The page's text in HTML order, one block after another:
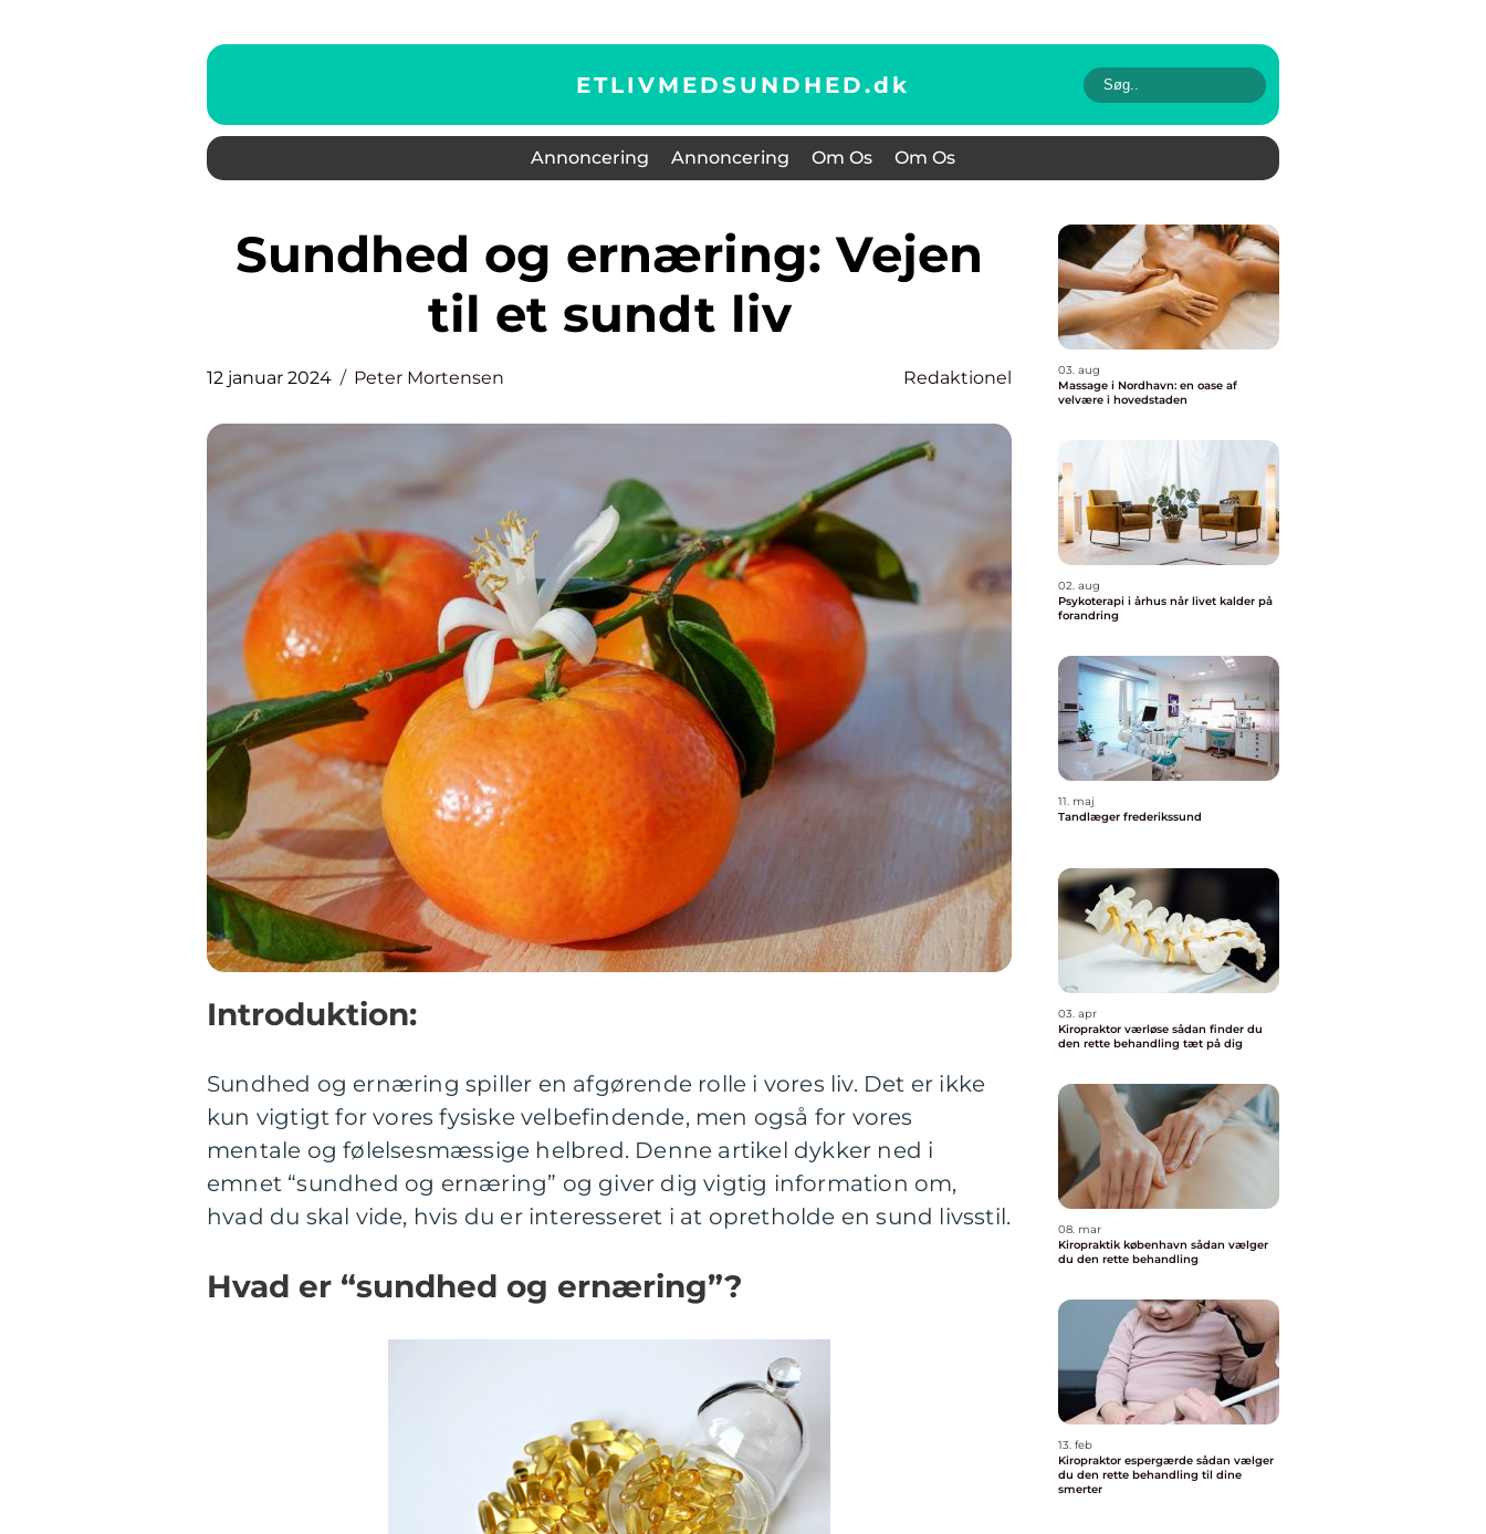
ETLIVMEDSUNDHED.dk
Annoncering Annoncering Om Os Om Os
Sundhed og ernæring: Vejen
til et sundt liv
12 januar 2024 Peter Mortensen Redaktionel
Introduktion:
Sundhed og ernæring spiller en afgørende rolle i vores liv. Det er ikke
kun vigtigt for vores fysiske velbefindende, men også for vores
mentale og følelsesmæssige helbred. Denne artikel dykker ned i
emnet “sundhed og ernæring” og giver dig vigtig information om,
hvad du skal vide, hvis du er interesseret i at opretholde en sund livsstil.
Hvad er “sundhed og ernæring”?
03. aug
Massage i Nordhavn: en oase af
velvære i hovedstaden
02. aug
Psykoterapi i århus når livet kalder på
forandring
11. maj
Tandlæger frederikssund
03. apr
Kiropraktor værløse sådan finder du
den rette behandling tæt på dig
08. mar
Kiropraktik københavn sådan vælger
du den rette behandling
13. feb
Kiropraktor espergærde sådan vælger
du den rette behandling til dine
smerter